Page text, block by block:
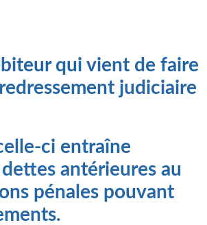
qui vient de faire
judiciaire
ci entraîne
antérieures au
pénales pouvant